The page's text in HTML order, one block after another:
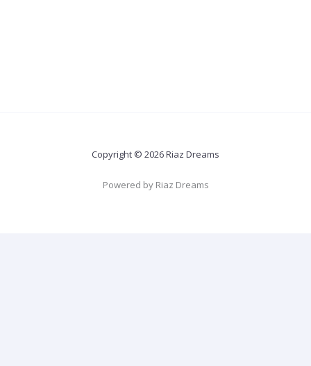
Copyright © 2026 Riaz Dreams
Powered by Riaz Dreams